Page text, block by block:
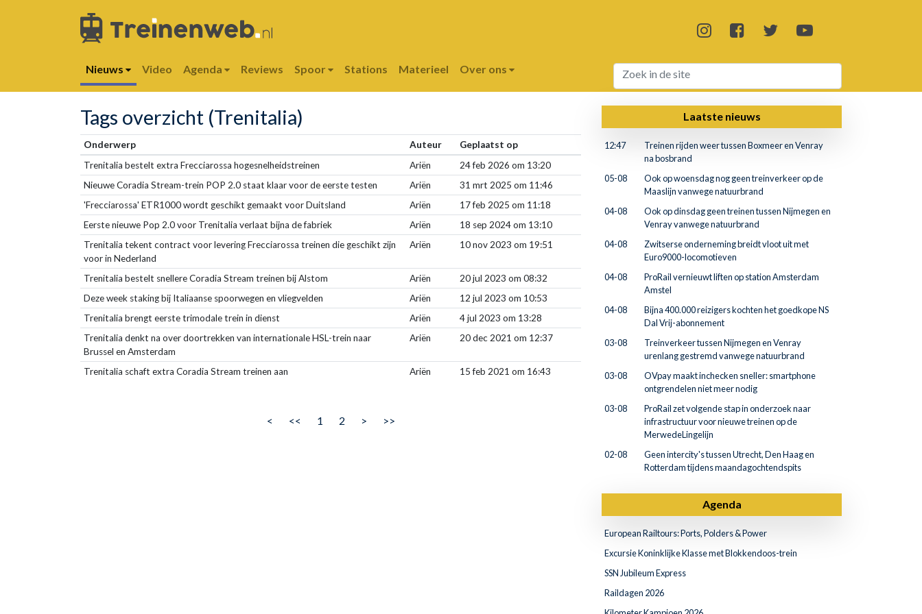
Nieuws Video Agenda Reviews Spoor Stations Materieel Over ons
Tags overzicht (Trenitalia)
Onderwerp Auteur
Geplaatst op
Trenitalia bestelt extra Frecciarossa hogesnelheidstreinen
Ariën
24 feb 2026 om 13:20
Nieuwe Coradia Stream-trein POP 2.0 staat klaar voor de eerste testen
Ariën
31 mrt 2025 om 11:46
'Frecciarossa' ETR1000 wordt geschikt gemaakt voor Duitsland
Ariën
17 feb 2025 om 11:18
Eerste nieuwe Pop 2.0 voor Trenitalia verlaat bijna de fabriek
Ariën
18 sep 2024 om 13:10
Trenitalia tekent contract voor levering Frecciarossa treinen die geschikt zijn
voor in Nederland
Ariën 10 nov 2023 om 19:51
Trenitalia bestelt snellere Coradia Stream treinen bij Alstom Ariën
20 jul 2023 om 08:32
Deze week staking bij Italiaanse spoorwegen en vliegvelden
Ariën
12 jul 2023 om 10:53
Trenitalia brengt eerste trimodale trein in dienst
Ariën
4 jul 2023 om 13:28
Trenitalia denkt na over doortrekken van internationale HSL-trein naar
Brussel en Amsterdam
Ariën 20 dec 2021 om 12:37
Trenitalia schaft extra Coradia Stream treinen aan Ariën 15 feb 2021 om 16:43
< << 1 2 > >>
Laatste nieuws
12:47
Treinen rijden weer tussen Boxmeer en Venray
na bosbrand
05-08
Ook op woensdag nog geen treinverkeer op de
Maaslijn vanwege natuurbrand
04-08
Ook op dinsdag geen treinen tussen Nijmegen en
Venray vanwege natuurbrand
04-08
Zwitserse onderneming breidt vloot uit met
Euro9000-locomotieven
04-08
ProRail vernieuwt liften op station Amsterdam
Amstel
04-08
Bijna 400.000 reizigers kochten het goedkope NS
Dal Vrij-abonnement
03-08
Treinverkeer tussen Nijmegen en Venray
urenlang gestremd vanwege natuurbrand
03-08
OVpay maakt inchecken sneller: smartphone
ontgrendelen niet meer nodig
03-08
ProRail zet volgende stap in onderzoek naar
infrastructuur voor nieuwe treinen op de
MerwedeLingelijn
02-08
Geen intercity's tussen Utrecht, Den Haag en
Rotterdam tijdens maandagochtendspits
Agenda
European Railtours: Ports, Polders & Power
Excursie Koninklijke Klasse met Blokkendoos-trein
SSN Jubileum Express
Raildagen 2026